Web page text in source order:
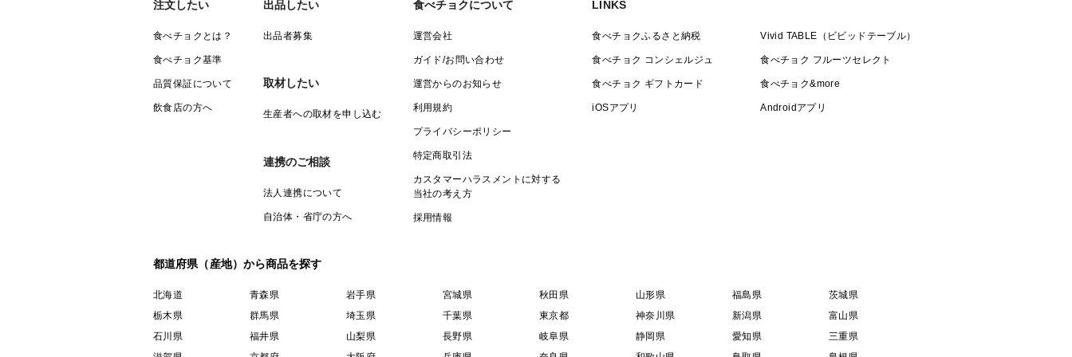
＊＊＊＊＊＊＊＊＊＊＊＊＊＊＊＊＊＊＊＊
【商品説明】
名称：活はまぐり
原産地：千葉県九十九里浜
消費期限：到着から冷蔵で３日、冷凍で６０日
・生きたはまぐりを扱っておりますので、海の状況や天候などで漁に出られない日もございま
す。日付指定をご希望のお客様は、１週間程度余裕をもってご注文頂けると確実にご準備が出来
ますので、ご協力お願いいたします。
注文したい
食べチョクとは？
食べチョク基準
品質保証について
飲食店の方へ
出品したい
出品者募集
取材したい
生産者への取材を申し込む
連携のご相談
法人連携について
自治体・省庁の方へ
食べチョクについて
運営会社
ガイド/お問い合わせ
運営からのお知らせ
利用規約
プライバシーポリシー
特定商取引法
カスタマーハラスメントに対する
当社の考え方
採用情報
LINKS
食べチョクふるさと納税 Vivid TABLE（ビビッドテーブル）
食べチョク コンシェルジュ 食べチョク フルーツセレクト
食べチョク ギフトカード 食べチョク&more
iOSアプリ Androidアプリ
都道府県（産地）から商品を探す
北海道 青森県 岩手県 宮城県 秋田県 山形県 福島県
茨城県
栃木県
群馬県 埼玉県 千葉県 東京都 神奈川県 新潟県
富山県
石川県
福井県 山梨県 長野県 岐阜県 静岡県 愛知県
三重県